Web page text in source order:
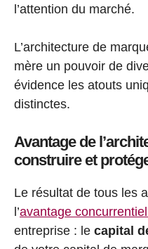
l’attention du marché.
L’architecture de
mère un pouvoir de
évidence les atouts
distinctes.
Avantage de
construire et
Le résultat de tous les
l’avantage
entreprise : le capital